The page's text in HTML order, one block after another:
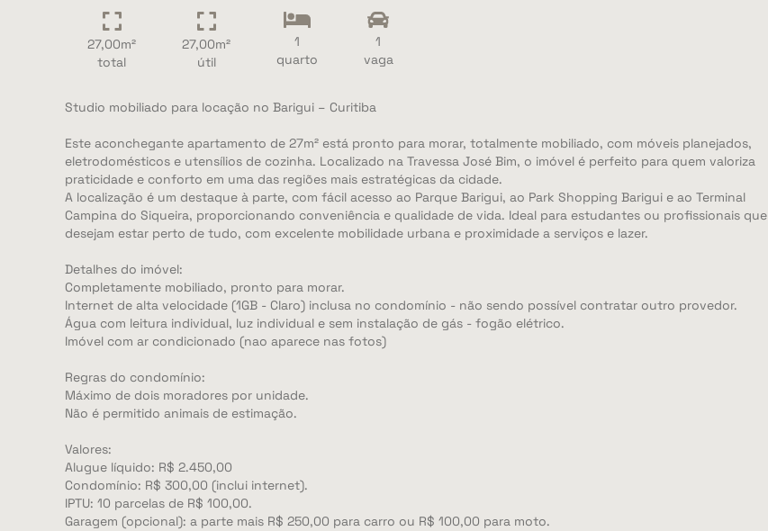
27,00m²
total
27,00m²
útil
1
quarto
1
vaga
Studio mobiliado para locação no Barigui – Curitiba
Este aconchegante apartamento de 27m² está pronto para morar, totalmente mobiliado, com móveis planejados,
eletrodomésticos e utensílios de cozinha. Localizado na Travessa José Bim, o imóvel é perfeito para quem valoriza
praticidade e conforto em uma das regiões mais estratégicas da cidade.
A localização é um destaque à parte, com fácil acesso ao Parque Barigui, ao Park Shopping Barigui e ao Terminal
Campina do Siqueira, proporcionando conveniência e qualidade de vida. Ideal para estudantes ou profissionais que
desejam estar perto de tudo, com excelente mobilidade urbana e proximidade a serviços e lazer.
Detalhes do imóvel:
Completamente mobiliado, pronto para morar.
Internet de alta velocidade (1GB - Claro) inclusa no condomínio - não sendo possível contratar outro provedor.
Água com leitura individual, luz individual e sem instalação de gás - fogão elétrico.
Imóvel com ar condicionado (nao aparece nas fotos)
Regras do condomínio:
Máximo de dois moradores por unidade.
Não é permitido animais de estimação.
Valores:
Alugue líquido: R$ 2.450,00
Condomínio: R$ 300,00 (inclui internet).
IPTU: 10 parcelas de R$ 100,00.
Garagem (opcional): a parte mais R$ 250,00 para carro ou R$ 100,00 para moto.